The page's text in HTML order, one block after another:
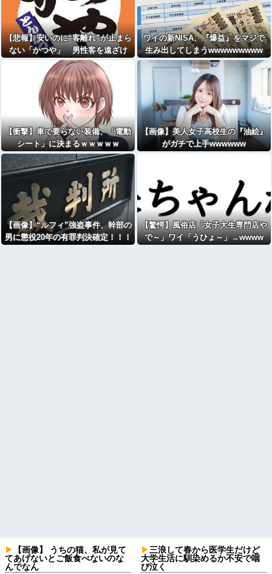
【悲報】安いのに“客離れ”が止まら
ない「かつや」 男性客を遠ざけ
た、ワンコインの壁とは？
ワイの新NISA、『爆益』をマジで
生み出してしまうwwwwwwwww
【衝撃】車で要らない装備、「電動
シート」に決まるｗｗｗｗｗ
【画像】美人女子高校生の『油絵』
がガチで上手wwwwww
【画像】“ルフィ”強盗事件、幹部の
男に懲役20年の有罪判決確定！！！
【驚愕】風俗店「女子大生専門店や
で～」ワイ「うひょ～」→wwww
【画像】 うちの猫、私が見て
てあげないとご飯食べないのな
んでなん
三浪して春から医学生だけど
大学生活に馴染めるか不安で咽
び泣く